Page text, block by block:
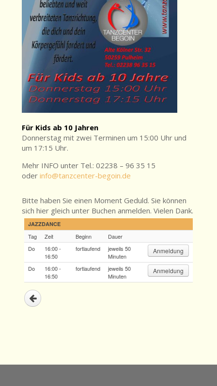
Für Kids ab 10 Jahren
Donnerstag mit zwei Terminen um 15:00 Uhr und
um 17:15 Uhr.
Mehr INFO unter Tel.: 02238 – 96 35 15
oder info@tanzcenter-begoin.de
Bitte haben Sie einen Moment Geduld. Sie können
sich hier gleich unter Buchen anmelden. Vielen Dank.